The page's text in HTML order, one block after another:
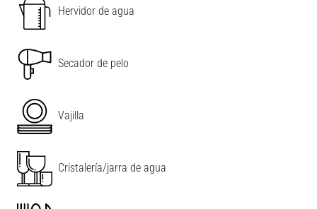
Hervidor de agua
Secador de pelo
Vajilla
Cristalería/jarra de agua